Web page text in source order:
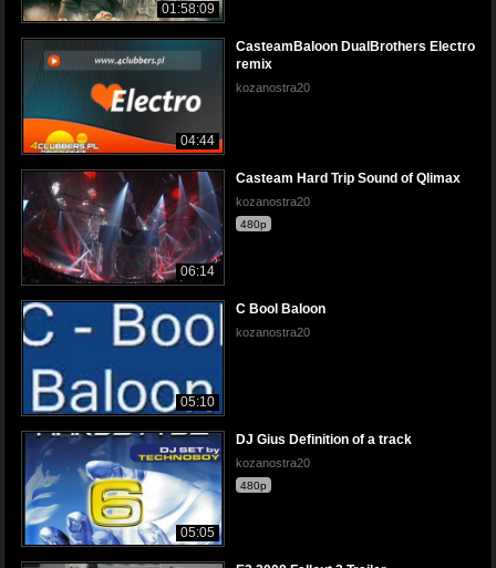
01:58:09
04:44
CasteamBaloon DualBrothers Electro
remix
kozanostra20
06:14
Casteam Hard Trip Sound of Qlimax
kozanostra20
480p
05:10
C Bool Baloon
kozanostra20
05:05
DJ Gius Definition of a track
kozanostra20
480p